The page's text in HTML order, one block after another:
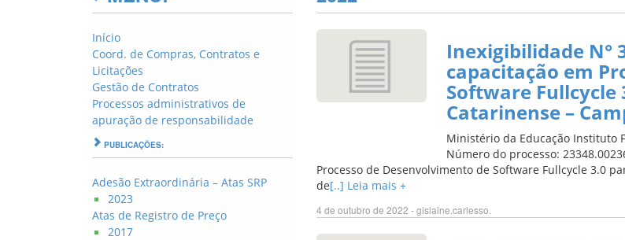
Início
Coord. de Compras, Contratos e
Licitações
Gestão de Contratos
Processos administrativos de
apuração de responsabilidade
PUBLICAÇÕES:
Adesão Extraordinária – Atas SRP
2023
Atas de Registro de Preço
2017
Inexigibilidade N°
capacitação em
Software
Catarinense –
Ministério da Educação Instituto
Número do processo:
Processo de Desenvolvimento de Software Fullcycle 3.0
de[..] Leia mais +
4 de outubro de 2022 - gislaine.carlesso.